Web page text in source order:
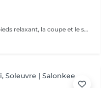
Ce soin comprend un bain de pieds relaxant, la coupe et le soin des ongles, le traitement des ongles épaissis, l'élimination des callosités et des cors,le soin des talons secs et abîmés, une hydratation nourrissante ainsi qu'un massage de confort en fin de soin.